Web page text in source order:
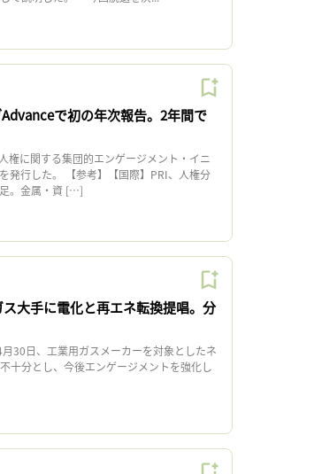
で初の年次報告。2年間で
に関する集団的エンゲージメント・イニ
発行した。 【参考】【国際】PRI、人権分
。金属・資 […]
大手に電化と再エネ転換提唱。分
30日、工業用ガスメーカーを対象としたネ
十分とし、今後エンゲージメントを強化し